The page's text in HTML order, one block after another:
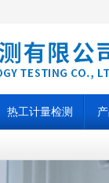
热工计量检测